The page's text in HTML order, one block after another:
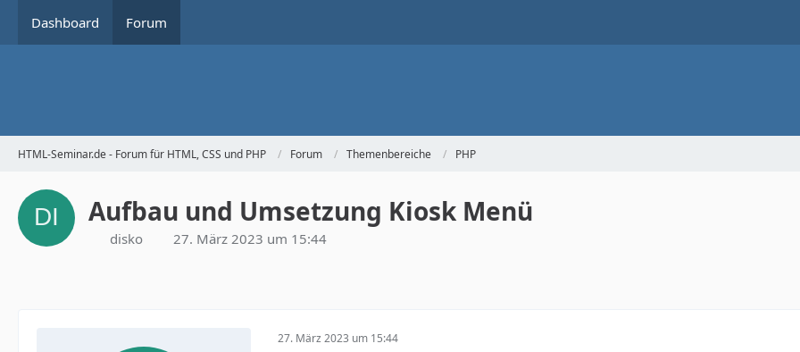
Dashboard Forum
HTML-Seminar.de - Forum für HTML, CSS und PHP Forum Themenbereiche PHP
Aufbau und Umsetzung Kiosk Menü
disko 27. März 2023 um 15:44
27. März 2023 um 15:44